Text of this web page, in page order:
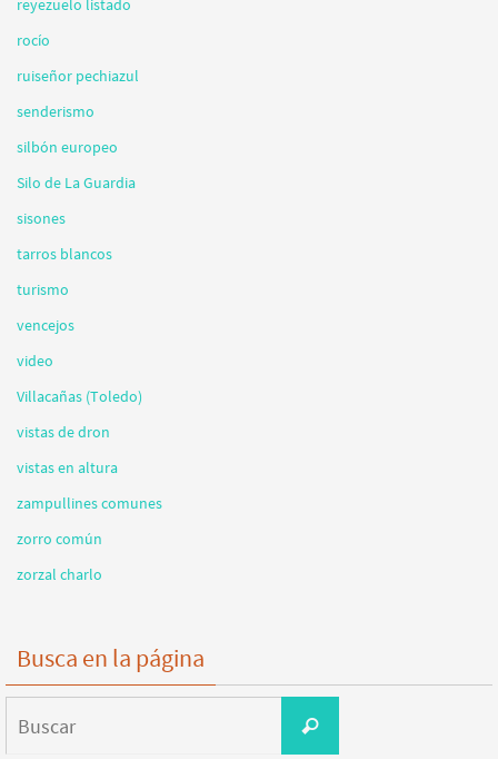
reyezuelo listado
rocío
ruiseñor pechiazul
senderismo
silbón europeo
Silo de La Guardia
sisones
tarros blancos
turismo
vencejos
video
Villacañas (Toledo)
vistas de dron
vistas en altura
zampullines comunes
zorro común
zorzal charlo
Busca en la página
Buscar